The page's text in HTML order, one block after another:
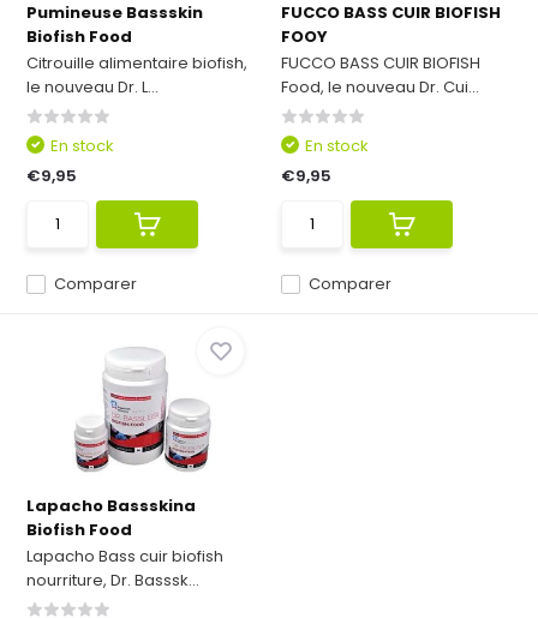
Pumineuse Bassskin
Biofish Food
Citrouille alimentaire biofish,
le nouveau Dr. L...
Comparer
En stock
€9,95
FUCCO BASS CUIR BIOFISH
FOOY
FUCCO BASS CUIR BIOFISH
Food, le nouveau Dr. Cui...
Comparer
En stock
€9,95
Lapacho Bassskina
Biofish Food
Lapacho Bass cuir biofish
nourriture, Dr. Basssk...